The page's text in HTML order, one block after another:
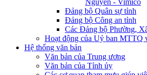
Đảng bộ Quân sự tỉnh
Đảng bộ Công an tỉnh
Các Đảng bộ Phường,
Hoạt động của Uỷ ban MTTQ
Hệ thống văn bản
Văn bản của Trung ương
Văn bản của Tỉnh ủy